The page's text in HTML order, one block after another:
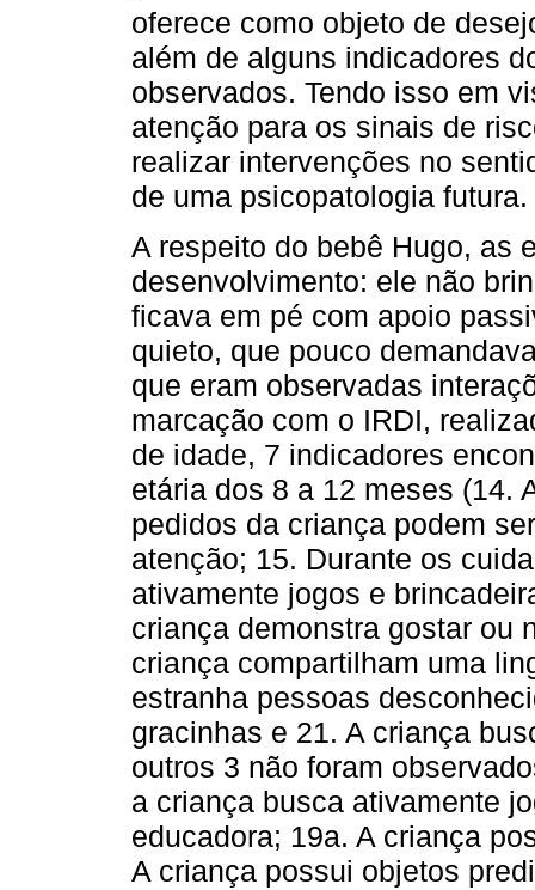
oferece como objeto de
além de alguns indicadores
observados. Tendo isso em
atenção para os sinais de
realizar intervenções no
de uma psicopatologia futura.
A respeito do bebê Hugo, as
desenvolvimento: ele não
ficava em pé com apoio
quieto, que pouco
que eram observadas
marcação com o IRDI,
de idade, 7 indicadores
etária dos 8 a 12 meses (14.
pedidos da criança podem
atenção; 15. Durante os
ativamente jogos e
criança demonstra gostar ou
criança compartilham uma
estranha pessoas
gracinhas e 21. A criança
outros 3 não foram
a criança busca ativamente
educadora; 19a. A criança
A criança possui objetos